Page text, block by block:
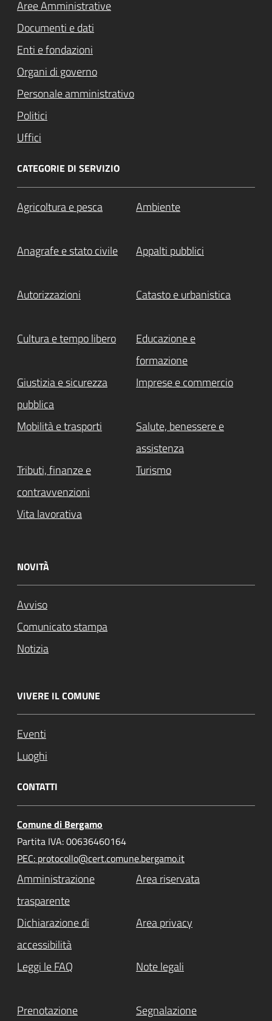
Aree Amministrative
Documenti e dati
Enti e fondazioni
Organi di governo
Personale amministrativo
Politici
Uffici
CATEGORIE DI SERVIZIO
Agricoltura e pesca Ambiente
Anagrafe e stato civile Attivo
Appalti pubblici
Autorizzazioni Catasto e urbanistica
Cultura e tempo libero
Educazione e
formazione
Giustizia e sicurezza
pubblica
Imprese e commercio
Mobilità e trasporti
Salute, benessere e
assistenza
Tributi, finanze e
contravvenzioni
Turismo
Vita lavorativa
NOVITÀ
Avviso
Comunicato stampa
Notizia
VIVERE IL COMUNE
Eventi
Luoghi
CONTATTI
Comune di Bergamo
Partita IVA: 00636460164
PEC: protocollo@cert.comune.bergamo.it
Amministrazione
trasparente
Area riservata
Dichiarazione di
accessibilità
Area privacy
Leggi le FAQ Note legali
Prenotazione Segnalazione